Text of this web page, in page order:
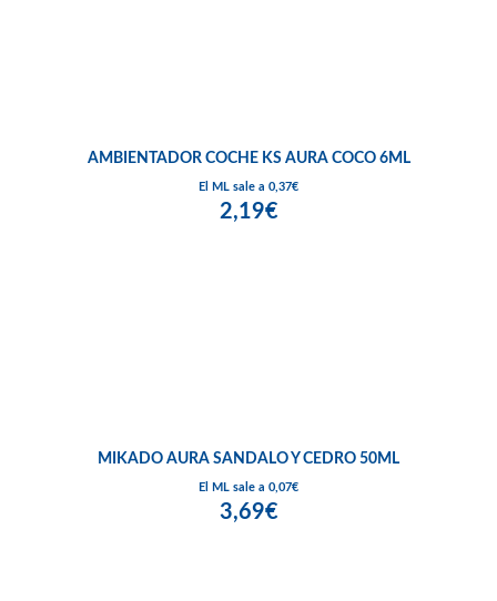
AMBIENTADOR COCHE KS AURA COCO 6ML
El ML sale a 0,37€
2,19€
MIKADO AURA SANDALO Y CEDRO 50ML
El ML sale a 0,07€
3,69€